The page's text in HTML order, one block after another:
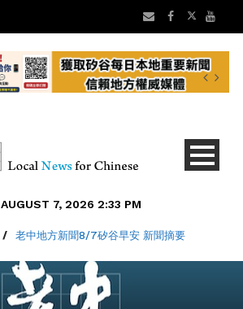
AUGUST 7, 2026 2:33 PM
/ 老中地方新聞8/7矽谷早安 新聞摘要